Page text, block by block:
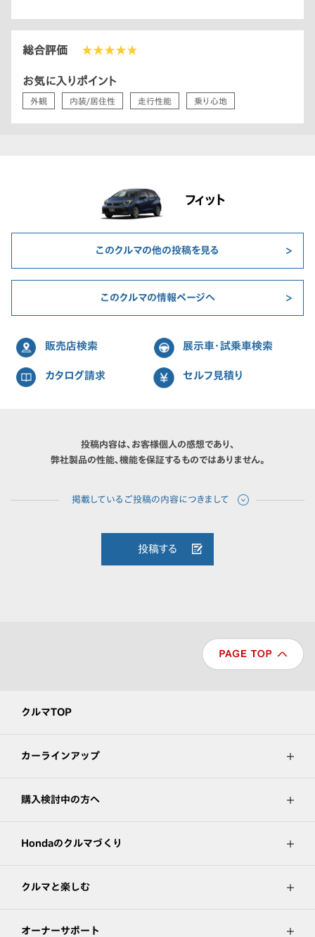
総合評価 ★★★★★
お気に入りポイント
外観 内装/居住性 走行性能 乗り心地
フィット
このクルマの他の投稿を見る
このクルマの情報ページへ
販売店検索 展示車・試乗車検索
カタログ請求 セルフ見積り
投稿内容は、お客様個人の感想であり、
弊社製品の性能、機能を保証するものではありません。
投稿する
クルマTOP
カーラインアップ
購入検討中の方へ
Hondaのクルマづくり
クルマと楽しむ
オーナーサポート